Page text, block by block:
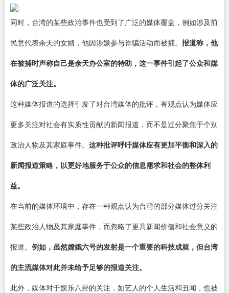
同时，台湾的某些政治事件也受到了广泛的媒体覆盖，例如涉及前
民意代表余天的女婿，他因涉嫌参与诈骗活动而被捕。 报道称，他
在被捕时声称自己是余天办公室的特助，这一事件引起了公众和媒
体的广泛关注。
这种媒体报道的选择引发了对台湾媒体的批评，有观点认为媒体应
更多关注对社会有实质性贡献的新闻报道，而不是过分聚焦于个别
政治人物及其家庭事件。 这种批评呼吁媒体应有更加平衡和深入的
新闻报道策略，以更好地服务于公众的信息需求和社会的整体利
益。
在当前的媒体环境中，存在一种观点认为台湾的部分媒体过分关注
某些政治人物及其家庭事件，而忽略了更具新闻价值和社会意义的
报道。 例如，虽然嫦娥六号的发射是一个重要的科技成就，但台湾
的主流媒体对此并未给予足够的报道关注。
此外，媒体对于娱乐八卦的关注，如艺人的个人生活和丑闻，也被